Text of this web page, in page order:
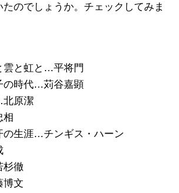
のでしょうか。チェックしてみま
雲と虹と…平将門
の時代…苅谷嘉顕
原潔
相
生涯…チンギス・ハーン
徹
文